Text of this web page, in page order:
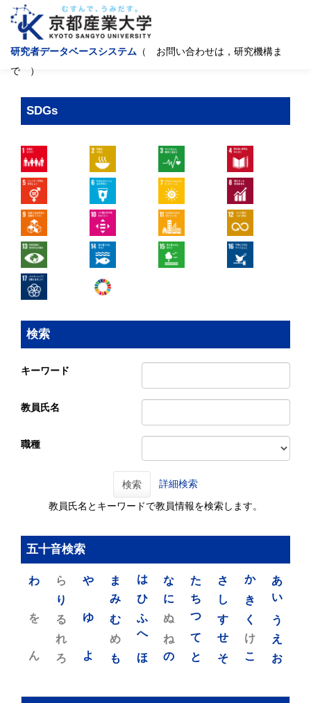
研究者データベースシステム （ お問い合わせは，研究機構ま
で ）
SDGs
検索
キーワード
教員氏名
職種
検索 詳細検索
教員氏名とキーワードで教員情報を検索します。
五十音検索
あ
い
う
え
お
か
き
く
け
こ
さ
し
す
せ
そ
た
ち
つ
て
と
な
に
ぬ
ね
の
は
ひ
ふ
へ
ほ
ま
み
む
め
も
や
ゆ
よ
ら
り
る
れ
ろ
わ
を
ん